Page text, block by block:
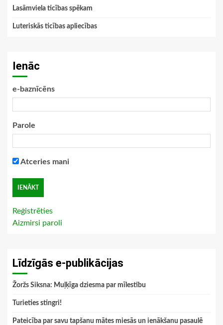
Lasāmviela ticības spēkam
Luteriskās ticības apliecības
Ienāc
e-baznīcēns
Parole
Atceries mani
Reģistrēties
Aizmirsi paroli
Līdzīgās e-publikācijas
Žoržs Siksna: Muļķīga dziesma par mīlestību
Turieties stingri!
Pateicība par savu tapšanu mātes miesās un ienākšanu pasaulē